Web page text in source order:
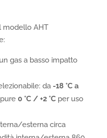
modello AHT
gas a basso impatto
da -18 °C a
0 °C / +2 °Cper uso
esterna circa